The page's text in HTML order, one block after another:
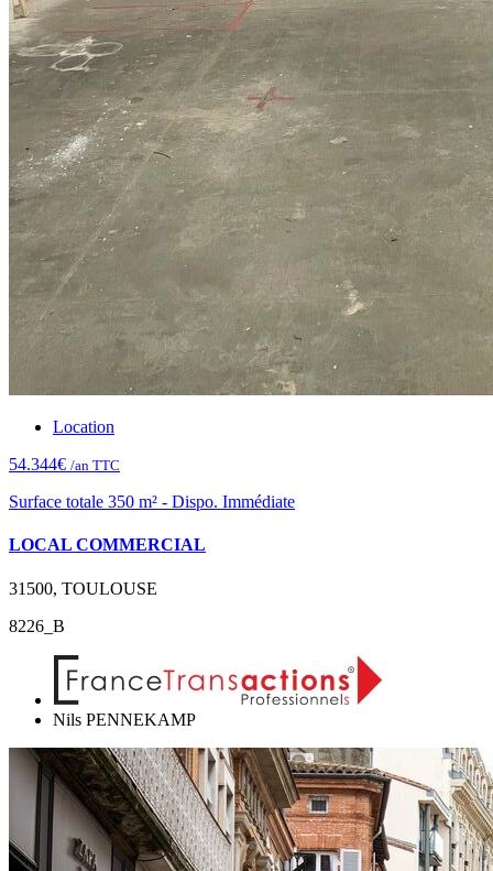
Location
54.344€ /an TTC
Surface totale 350 m² - Dispo. Immédiate
LOCAL COMMERCIAL
31500, TOULOUSE
8226_B
Nils PENNEKAMP